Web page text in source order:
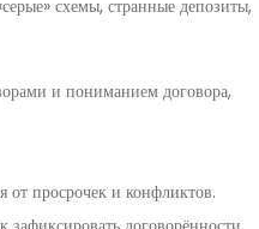
схемы, странные депозиты,
и пониманием договора,
от просрочек и конфликтов.